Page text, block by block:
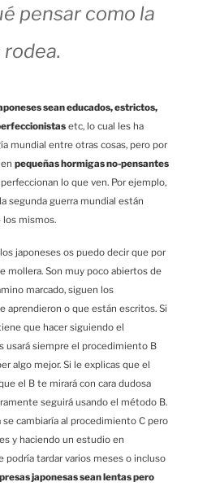
pensar como la
sean educados, estrictos,
etc, lo cual les ha
mundial entre otras cosas, pero por
pequeñas hormigas no-pensantes
lo que ven. Por ejemplo,
segunda guerra mundial están
mismos.
japoneses os puedo decir que por
mollera. Son muy poco abiertos de
marcado, siguen los
aprendieron o que están escritos. Si
que hacer siguiendo el
usará siempre el procedimiento B
algo mejor. Si le explicas que el
el B te mirará con cara dudosa
seguirá usando el método B.
cambiaría al procedimiento C pero
y haciendo un estudio en
podría tardar varios meses o incluso
japonesas sean lentas pero